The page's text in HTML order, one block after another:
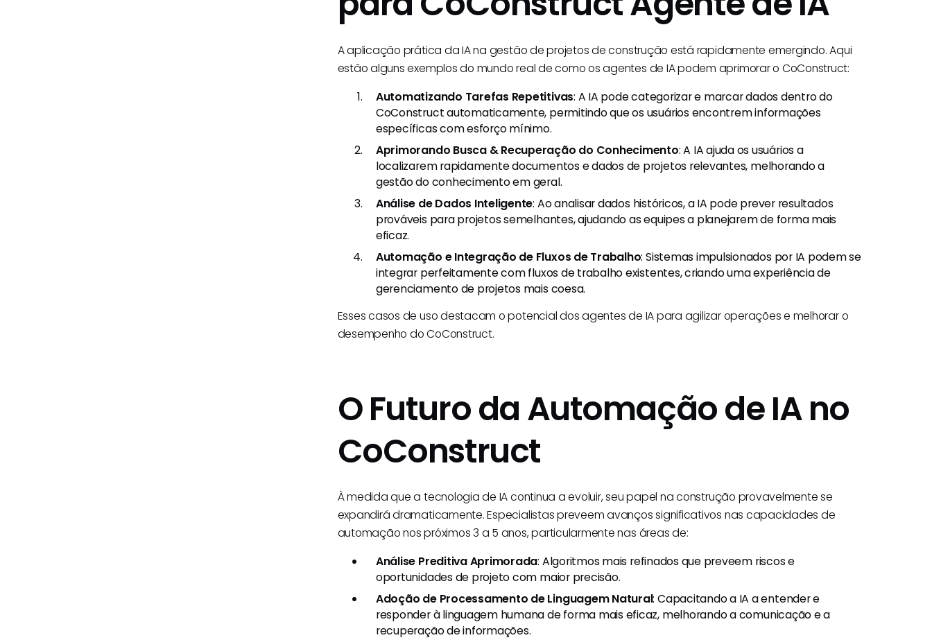
A aplicação prática da IA na gestão de projetos de construção está rapidamente emergindo. Aqui
estão alguns exemplos do mundo real de como os agentes de IA podem aprimorar o CoConstruct:
Automatizando Tarefas Repetitivas: A IA pode categorizar e marcar dados dentro do
CoConstruct automaticamente, permitindo que os usuários encontrem informações
específicas com esforço mínimo.
Aprimorando Busca & Recuperação do Conhecimento: A IA ajuda os usuários a
localizarem rapidamente documentos e dados de projetos relevantes, melhorando a
gestão do conhecimento em geral.
Análise de Dados Inteligente: Ao analisar dados históricos, a IA pode prever resultados
prováveis para projetos semelhantes, ajudando as equipes a planejarem de forma mais
eficaz.
Automação e Integração de Fluxos de Trabalho: Sistemas impulsionados por IA podem se
integrar perfeitamente com fluxos de trabalho existentes, criando uma experiência de
gerenciamento de projetos mais coesa.
Esses casos de uso destacam o potencial dos agentes de IA para agilizar operações e melhorar o
desempenho do CoConstruct.
O Futuro da Automação de IA no
CoConstruct
À medida que a tecnologia de IA continua a evoluir, seu papel na construção provavelmente se
expandirá dramaticamente. Especialistas preveem avanços significativos nas capacidades de
automação nos próximos 3 a 5 anos, particularmente nas áreas de:
Análise Preditiva Aprimorada: Algoritmos mais refinados que preveem riscos e
oportunidades de projeto com maior precisão.
Adoção de Processamento de Linguagem Natural: Capacitando a IA a entender e
responder à linguagem humana de forma mais eficaz, melhorando a comunicação e a
recuperação de informações.